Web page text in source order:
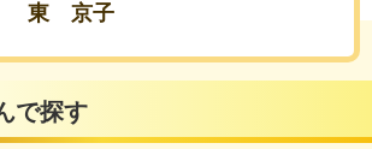
東 京子
で探す